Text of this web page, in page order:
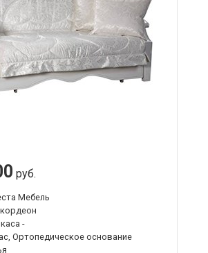
руб.
Мебель
-
Ортопедическое основание